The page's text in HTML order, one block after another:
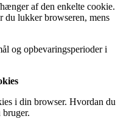
af den enkelte cookie.
du lukker browseren, mens
og opbevaringsperioder i
i din browser. Hvordan du